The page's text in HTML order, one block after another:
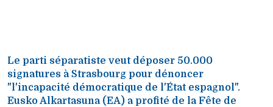
Le parti séparatiste veut déposer 50.000
signatures à Strasbourg pour dénoncer
"l'incapacité démocratique de l'État espagnol".
Eusko Alkartasuna (EA) a profité de la Fête de